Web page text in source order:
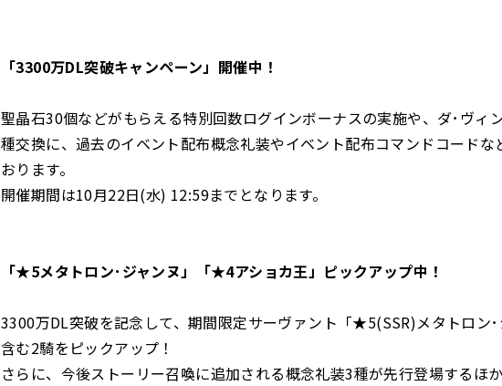
「3300万DL突破キャンペーン」開催中！
聖晶石30個などがもらえる特別回数ログインボーナスの実施や、ダ･ヴィ
種交換に、過去のイベント配布概念礼装やイベント配布コマンドコードな
おります。
開催期間は10月22日(水) 12:59までとなります。
「★5メタトロン･ジャンヌ」「★4アショカ王」ピックアップ中！
3300万DL突破を記念して、期間限定サーヴァント「★5(SSR)メタトロン
含む2騎をピックアップ！
さらに、今後ストーリー召喚に追加される概念礼装3種が先行登場するほ